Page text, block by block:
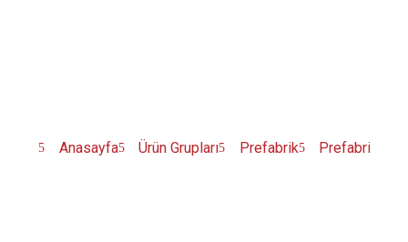
Anasayfa Ürün Grupları Prefabrik Prefabrik